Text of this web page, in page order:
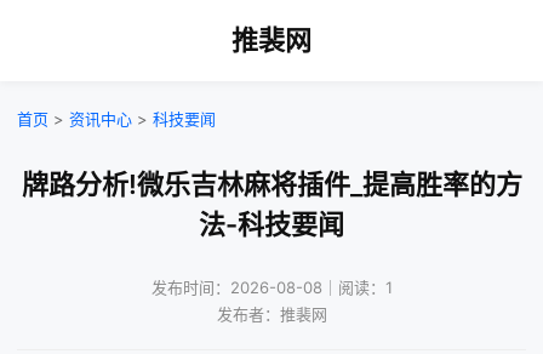
推裴网
首页 > 资讯中心 > 科技要闻
牌路分析!微乐吉林麻将插件_提高胜率的方
法-科技要闻
发布时间：2026-08-08｜阅读：1
发布者：推裴网